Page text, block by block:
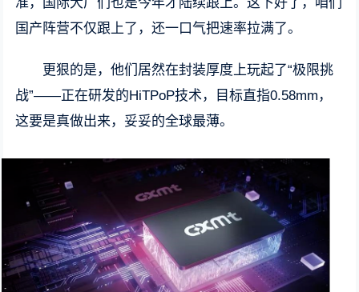
国产阵营不仅跟上了，还一口气把速率拉满了。
更狠的是，他们居然在封装厚度上玩起了“极限挑
战”——正在研发的HiTPoP技术，目标直指0.58mm，
这要是真做出来，妥妥的全球最薄。